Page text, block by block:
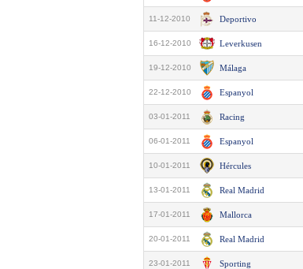
11-12-2010 Deportivo
16-12-2010 Leverkusen
19-12-2010 Málaga
22-12-2010 Espanyol
03-01-2011 Racing
06-01-2011 Espanyol
10-01-2011 Hércules
13-01-2011 Real Madrid
17-01-2011 Mallorca
20-01-2011 Real Madrid
23-01-2011 Sporting